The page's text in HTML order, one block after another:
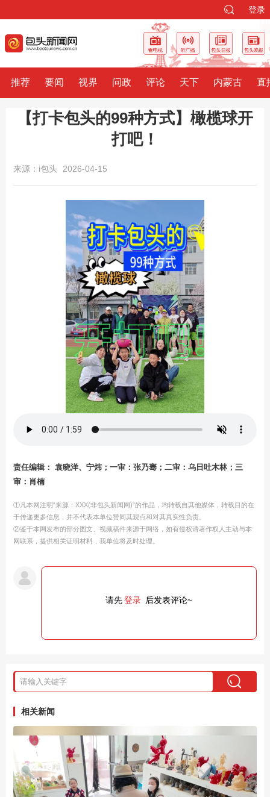
登录
推荐 要闻 视界 问政 评论 天下 内蒙古 直
【打卡包头的99种方式】橄榄球开
打吧！
来源：i包头 2026-04-15
责任编辑： 袁晓洋、宁炜；一审：张乃骞；二审：乌日吐木林；三
审：肖楠
①凡本网注明“来源：XXX(非包头新闻网)”的作品，均转载自其他媒体，转载目的在
于传递更多信息，并不代表本单位赞同其观点和对其真实性负责。
②鉴于本网发布的部分图文、视频稿件来源于网络，如有侵权请著作权人主动与本
网联系，提供相关证明材料，我单位将及时处理。
请先登录 后发表评论~
相关新闻